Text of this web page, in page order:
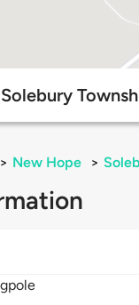
Solebury
> New Hope >